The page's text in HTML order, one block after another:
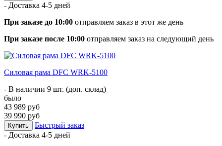
- Доставка 4-5 дней
При заказе до 10:00 отправляем заказ в этот же день
При заказе после 10:00 отправляем заказ на следующий день
Силовая рама DFC WRK-5100
- В наличии 9 шт. (доп. склад)
было
43 989 руб
39 990 руб
Купить
Быстрый заказ
- Доставка 4-5 дней